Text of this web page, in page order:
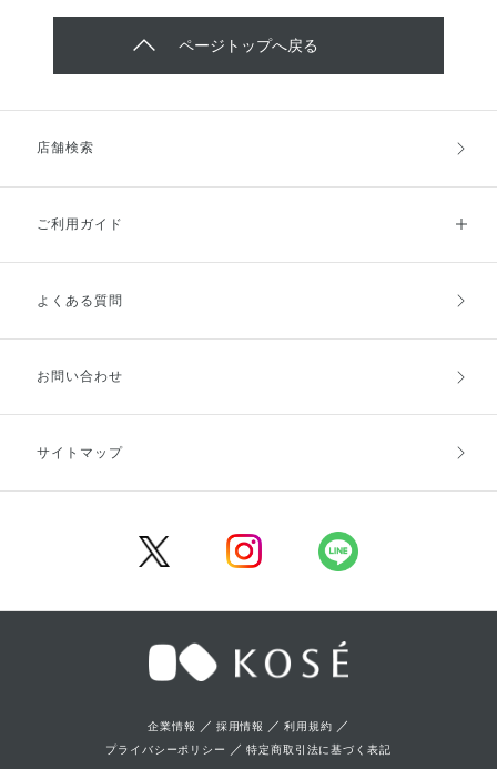
ページトップへ戻る
店舗検索
ご利用ガイド
ご利用ガイドトップ
お支払方法
キャンセル・返品・交換
よくある質問
お問い合わせ
サイトマップ
企業情報 ／ 採用情報 ／利用規約 ／
プライバシーポリシー ／特定商取引法に基づく表記